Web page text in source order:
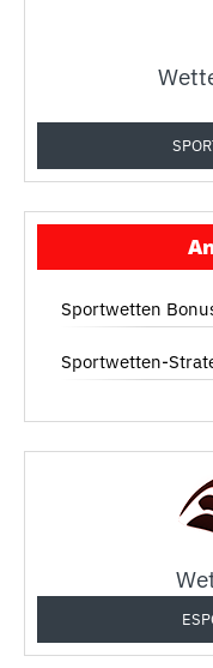
Sportwetten
Sportwetten-